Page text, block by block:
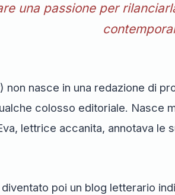
una passione per
non nasce in una redazione di
colosso editoriale. Nasce
lettrice accanita, annotava le
poi un blog letterario